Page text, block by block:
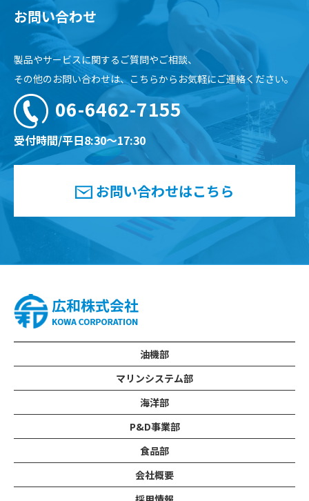
お問い合わせ
製品やサービスに関するご質問やご相談、
その他のお問い合わせは、こちらからお気軽にご連絡ください。
06-6462-7155
受付時間/平日8:30～17:30
お問い合わせはこちら
油機部
マリンシステム部
海洋部
P&D事業部
食品部
会社概要